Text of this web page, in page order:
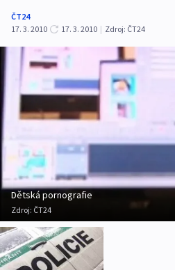
ČT24
17. 3. 2010
17. 3. 2010 | Zdroj: ČT24
Dětská pornografie
Zdroj: ČT24